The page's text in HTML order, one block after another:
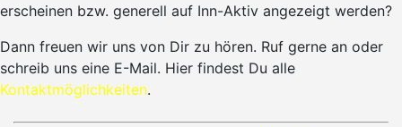
erscheinen bzw. generell auf Inn-Aktiv angezeigt werden?
Dann freuen wir uns von Dir zu hören. Ruf gerne an oder
schreib uns eine E-Mail. Hier findest Du alle
Kontaktmöglichkeiten.